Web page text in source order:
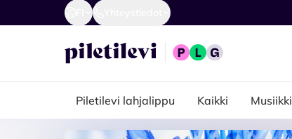
Piletilevi lahjalippu Kaikki Musiikki